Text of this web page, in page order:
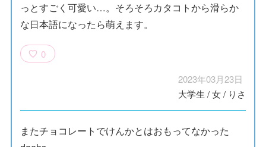
っとすごく可愛い…。そろそろカタコトから滑らか
な日本語になったら萌えます。
0
2023年03月23日
大学生 /女/ りさ
またチョコレートでけんかとはおもってなかった